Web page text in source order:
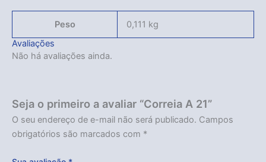
Peso
0,111 kg
Avaliações
Não há avaliações ainda.
Seja o primeiro a avaliar “Correia A 21”
O seu endereço de e-mail não será publicado. Campos
obrigatórios são marcados com *